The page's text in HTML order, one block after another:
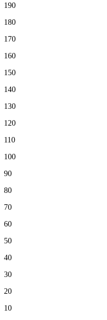
190
180
170
160
150
140
130
120
110
100
90
80
70
60
50
40
30
20
10